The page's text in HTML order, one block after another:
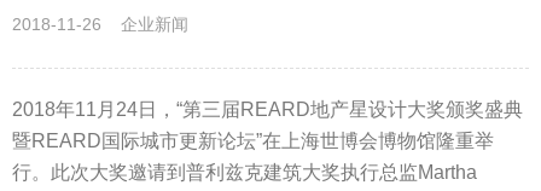
2018-11-26 企业新闻
2018年11月24日，“第三届REARD地产星设计大奖颁奖盛典
暨REARD国际城市更新论坛”在上海世博会博物馆隆重举
行。此次大奖邀请到普利兹克建筑大奖执行总监Martha